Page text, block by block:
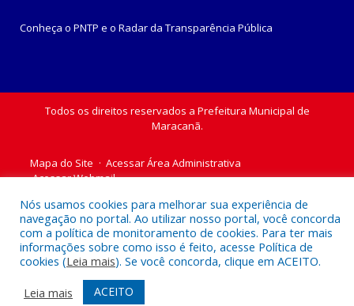
Conheça o PNTP e o Radar da Transparência Pública
Todos os direitos reservados a Prefeitura Municipal de
Maracanã.
Mapa do Site
Acessar Área Administrativa
Acessar Webmail
Nós usamos cookies para melhorar sua experiência de
navegação no portal. Ao utilizar nosso portal, você concorda
com a política de monitoramento de cookies. Para ter mais
informações sobre como isso é feito, acesse Política de
cookies (Leia mais). Se você concorda, clique em ACEITO.
Leia mais
ACEITO